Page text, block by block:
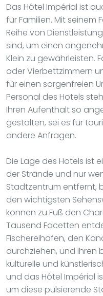
Das Hôtel Impérial ist
für Familien. Mit seinem
Reihe von
sind, um einen
Klein zu gewährleisten.
oder Vierbettzimmern
für einen sorgenfreien
Personal des Hotels
Ihren Aufenthalt so
gestalten, sei es für
andere Anfragen.
Die Lage des Hotels ist
der Strände und nur
Stadtzentrum entfernt,
den wichtigsten
können zu Fuß den
Tausend Facetten
Fischereihafen, den
durchziehen, und ihren
kulturelle und
und das Hôtel Impérial
um diese pulsierende